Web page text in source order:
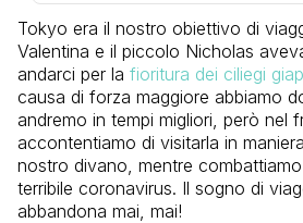
Tokyo era il nostro obiettivo di
Valentina e il piccolo Nicholas
andarci per la fioritura dei ciliegi
causa di forza maggiore abbiamo
andremo in tempi migliori, però nel
accontentiamo di visitarla in
nostro divano, mentre
terribile coronavirus. Il sogno di
abbandona mai, mai!